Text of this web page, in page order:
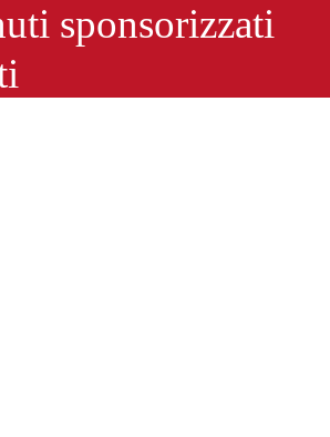
sponsorizzati